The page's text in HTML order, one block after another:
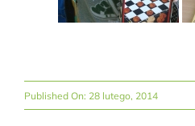
Published On: 28 lutego, 2014